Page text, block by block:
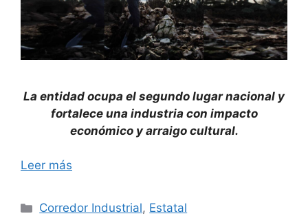
La entidad ocupa el segundo lugar nacional y
fortalece una industria con impacto
económico y arraigo cultural.
Leer más
Categorías
Corredor Industrial, Estatal